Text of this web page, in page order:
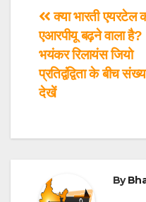
क्या भारती एयरटेल
एआरपीयू बढ़ने वाला है?
भयंकर रिलायंस जियो
प्रतिद्वंद्विता के बीच
देखें
By